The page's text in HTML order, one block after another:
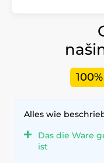
100%
Alles wie
Das die Ware
ist